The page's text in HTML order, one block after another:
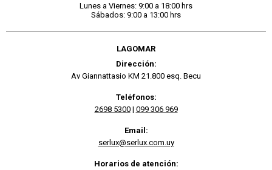
Lunes a Viernes: 9:00 a 18:00 hrs
Sábados: 9:00 a 13:00 hrs
LAGOMAR
Dirección:
Av Giannattasio KM 21.800 esq. Becu
Teléfonos:
2698 5300| 099 306 969
Email:
serlux@serlux.com.uy
Horarios de atención: